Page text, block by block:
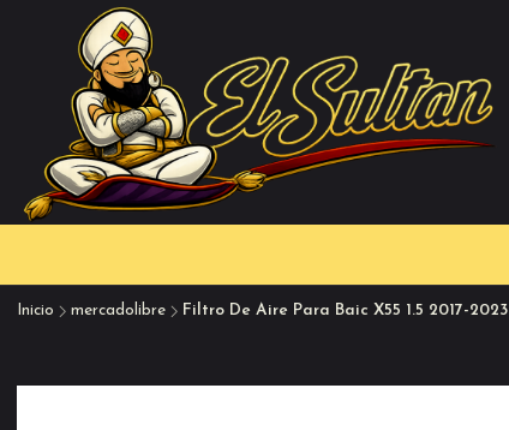
Inicio mercadolibre Filtro De Aire Para Baic X55 1.5 2017-2023